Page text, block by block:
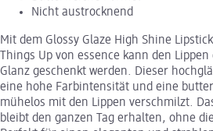
Nicht austrocknend
Mit dem Glossy Glaze High Shine
Things Up von essence kann den
Glanz geschenkt werden. Dieser
eine hohe Farbintensität und eine
mühelos mit den Lippen verschmilzt.
bleibt den ganzen Tag erhalten, ohne